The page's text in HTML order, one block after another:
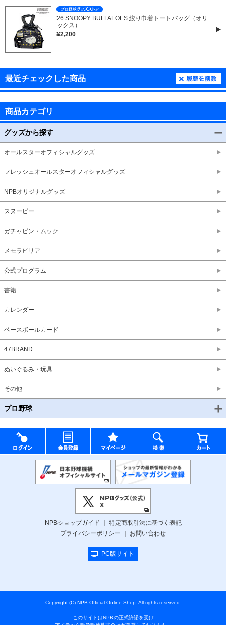
26 SNOOPY BUFFALOES 絞り巾着トートバッグ（オリ
ックス）
¥2,200
最近チェックした商品
商品カテゴリ
グッズから探す
オールスターオフィシャルグッズ
フレッシュオールスターオフィシャルグッズ
NPBオリジナルグッズ
スヌーピー
ガチャピン・ムック
メモラビリア
公式プログラム
書籍
カレンダー
ベースボールカード
47BRAND
ぬいぐるみ・玩具
その他
プロ野球
NPBショップガイド
特定商取引法に基づく表記
プライバシーポリシー
お問い合わせ
PC版サイト
Copyright (C) NPB Official Online Shop. All rights reserved.
このサイトはNPBの正式許諾を受け